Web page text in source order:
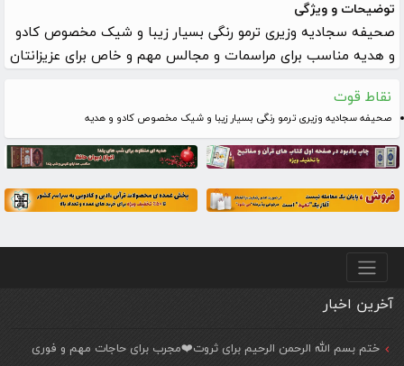
توضیحات و ویژگی
صحیفه سجادیه وزیری ترمو رنگی بسیار زیبا و شیک مخصوص کادو
و هدیه مناسب برای مراسمات و مجالس مهم و خاص برای عزیزانتان
نقاط قوت
صحیفه سجادیه وزیری ترمو رنگی بسیار زیبا و شیک مخصوص کادو و هدیه
منو پایین
آخرین اخبار
ختم بسم الله الرحمن الرحیم برای ثروت❤️مجرب برای حاجات مهم و فوری